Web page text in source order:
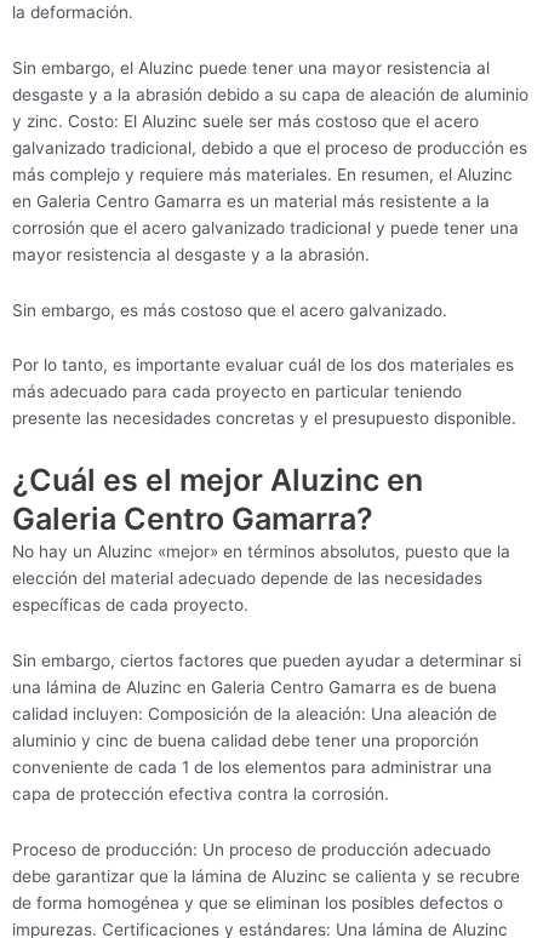
la deformación.
Sin embargo, el Aluzinc puede tener una mayor resistencia al
desgaste y a la abrasión debido a su capa de aleación de aluminio
y zinc. Costo: El Aluzinc suele ser más costoso que el acero
galvanizado tradicional, debido a que el proceso de producción es
más complejo y requiere más materiales. En resumen, el Aluzinc
en Galeria Centro Gamarra es un material más resistente a la
corrosión que el acero galvanizado tradicional y puede tener una
mayor resistencia al desgaste y a la abrasión.
Sin embargo, es más costoso que el acero galvanizado.
Por lo tanto, es importante evaluar cuál de los dos materiales es
más adecuado para cada proyecto en particular teniendo
presente las necesidades concretas y el presupuesto disponible.
¿Cuál es el mejor Aluzinc en
Galeria Centro Gamarra?
No hay un Aluzinc «mejor» en términos absolutos, puesto que la
elección del material adecuado depende de las necesidades
específicas de cada proyecto.
Sin embargo, ciertos factores que pueden ayudar a determinar si
una lámina de Aluzinc en Galeria Centro Gamarra es de buena
calidad incluyen: Composición de la aleación: Una aleación de
aluminio y cinc de buena calidad debe tener una proporción
conveniente de cada 1 de los elementos para administrar una
capa de protección efectiva contra la corrosión.
Proceso de producción: Un proceso de producción adecuado
debe garantizar que la lámina de Aluzinc se calienta y se recubre
de forma homogénea y que se eliminan los posibles defectos o
impurezas. Certificaciones y estándares: Una lámina de Aluzinc